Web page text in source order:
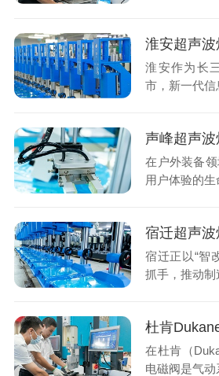
淮安作为长
市，新一代信
在户外装备
用户体验的
宿迁正以“智
抓手，推动制
在杜肯（
电磁阀是气动